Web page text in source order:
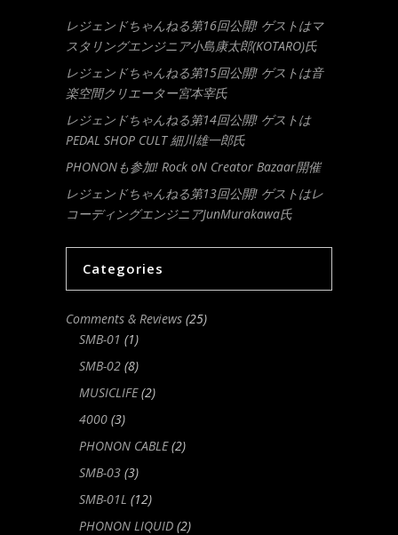
レジェンドちゃんねる第16回公開! ゲストはマ
スタリングエンジニア小島康太郎(KOTARO)氏
レジェンドちゃんねる第15回公開! ゲストは音
楽空間クリエーター宮本宰氏
レジェンドちゃんねる第14回公開! ゲストは
PEDAL SHOP CULT 細川雄一郎氏
PHONONも参加! Rock oN Creator Bazaar開催
レジェンドちゃんねる第13回公開! ゲストはレ
コーディングエンジニアJunMurakawa氏
Categories
Comments & Reviews (25)
SMB-01 (1)
SMB-02 (8)
MUSICLIFE(2)
4000 (3)
PHONON CABLE(2)
SMB-03 (3)
SMB-01L (12)
PHONON LIQUID (2)